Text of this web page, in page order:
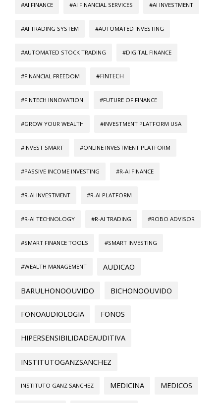
#AI FINANCE #AI FINANCIAL SERVICES #AI INVESTMENT
#AI TRADING SYSTEM #AUTOMATED INVESTING
#AUTOMATED STOCK TRADING #DIGITAL FINANCE
#FINANCIAL FREEDOM #FINTECH
#FINTECH INNOVATION #FUTURE OF FINANCE
#GROW YOUR WEALTH #INVESTMENT PLATFORM USA
#INVEST SMART #ONLINE INVESTMENT PLATFORM
#PASSIVE INCOME INVESTING #R-AI FINANCE
#R-AI INVESTMENT #R-AI PLATFORM
#R-AI TECHNOLOGY #R-AI TRADING #ROBO ADVISOR
#SMART FINANCE TOOLS #SMART INVESTING
#WEALTH MANAGEMENT AUDICAO
BARULHONOOUVIDO BICHONOOUVIDO
FONOAUDIOLOGIA FONOS
HIPERSENSIBILIDADEAUDITIVA
INSTITUTOGANZSANCHEZ
INSTITUTO GANZ SANCHEZ MEDICINA MEDICOS